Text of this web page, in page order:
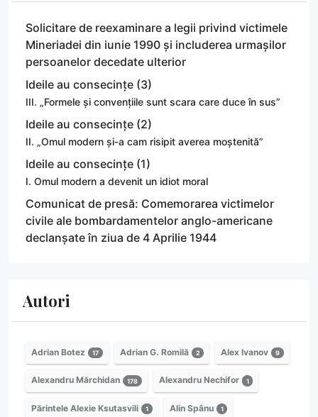
Solicitare de reexaminare a legii privind victimele
Mineriadei din iunie 1990 și includerea urmașilor
persoanelor decedate ulterior
Ideile au consecințe (3)
III. „Formele și convențiile sunt scara care duce în sus”
Ideile au consecințe (2)
II. „Omul modern și-a cam risipit averea moștenită”
Ideile au consecințe (1)
I. Omul modern a devenit un idiot moral
Comunicat de presă: Comemorarea victimelor
civile ale bombardamentelor anglo-americane
declanșate în ziua de 4 Aprilie 1944
Autori
Adrian Botez 17 Adrian G. Romilă 2 Alex Ivanov 9
Alexandru Mărchidan 178 Alexandru Nechifor 1
Părintele Alexie Ksutasvili 1 Alin Spânu 1